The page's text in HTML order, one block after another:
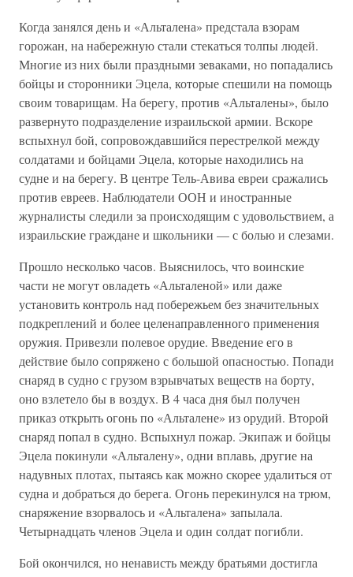
Когда занялся день и «Альталена» предстала взорам
горожан, на набережную стали стекаться толпы людей.
Многие из них были праздными зеваками, но попадались
бойцы и сторонники Эцела, которые спешили на помощь
своим товарищам. На берегу, против «Альталены», было
развернуто подразделение израильской армии. Вскоре
вспыхнул бой, сопровождавшийся перестрелкой между
солдатами и бойцами Эцела, которые находились на
судне и на берегу. В центре Тель-Авива евреи сражались
против евреев. Наблюдатели ООН и иностранные
журналисты следили за происходящим с удовольствием, а
израильские граждане и школьники — с болью и слезами.
Прошло несколько часов. Выяснилось, что воинские
части не могут овладеть «Альталеной» или даже
установить контроль над побережьем без значительных
подкреплений и более целенаправленного применения
оружия. Привезли полевое орудие. Введение его в
действие было сопряжено с большой опасностью. Попади
снаряд в судно с грузом взрывчатых веществ на борту,
оно взлетело бы в воздух. В 4 часа дня был получен
приказ открыть огонь по «Альталене» из орудий. Второй
снаряд попал в судно. Вспыхнул пожар. Экипаж и бойцы
Эцела покинули «Альталену», одни вплавь, другие на
надувных плотах, пытаясь как можно скорее удалиться от
судна и добраться до берега. Огонь перекинулся на трюм,
снаряжение взорвалось и «Альталена» запылала.
Четырнадцать членов Эцела и один солдат погибли.
Бой окончился, но ненависть между братьями достигла